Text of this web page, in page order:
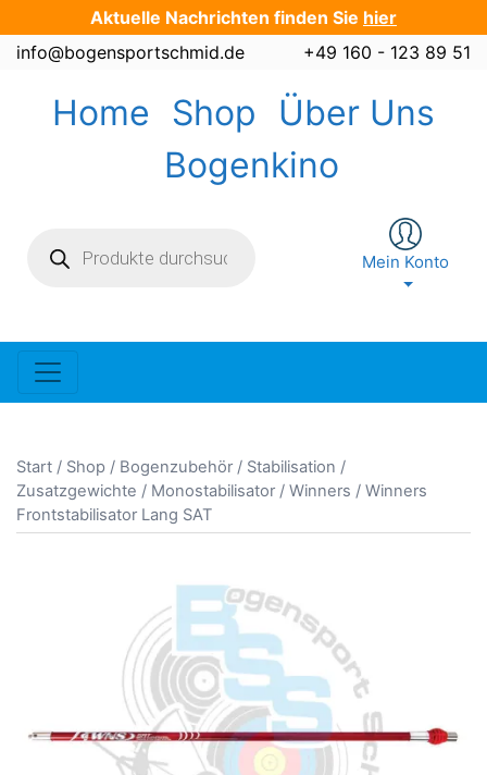
Inhalt
springen
Aktuelle Nachrichten finden Sie hier
info@bogensportschmid.de
+49 160 - 123 89 51
Home Shop
Über Uns
Bogenkino
search
Mein Konto
Start / Shop / Bogenzubehör / Stabilisation /
Zusatzgewichte / Monostabilisator / Winners / Winners
Frontstabilisator Lang SAT